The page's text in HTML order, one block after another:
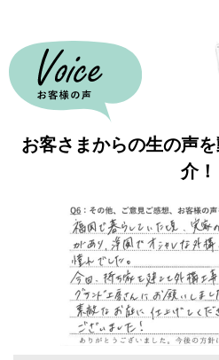
お客さまからの生の声
介！